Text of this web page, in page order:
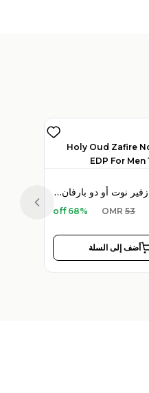
هولي عود زفير نوت أو دو بارفان 100 مل للرجال
OMR 53
68% off
أضف إلى السلة
Previous slide